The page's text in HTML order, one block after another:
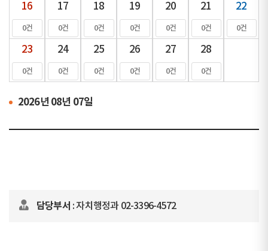
16
0건
17
0건
18
0건
19
0건
20
0건
21
0건
22
0건
23
0건
24
0건
25
0건
26
0건
27
0건
28
0건
2026년 08년 07일
담당부서 : 자치행정과 02-3396-4572